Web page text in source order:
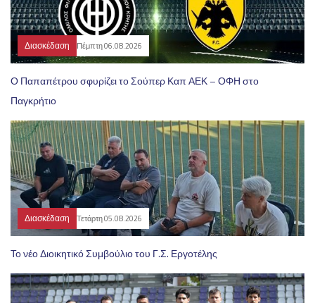
Διασκέδαση Πέμπτη 06.08.2026
Ο Παπαπέτρου σφυρίζει το Σούπερ Καπ ΑΕΚ – ΟΦΗ στο
Παγκρήτιο
Διασκέδαση Τετάρτη 05.08.2026
Το νέο Διοικητικό Συμβούλιο του Γ.Σ. Εργοτέλης